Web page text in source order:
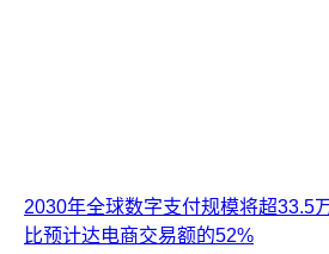
2030年全球数字支付规模将超33.5
比预计达电商交易额的52%